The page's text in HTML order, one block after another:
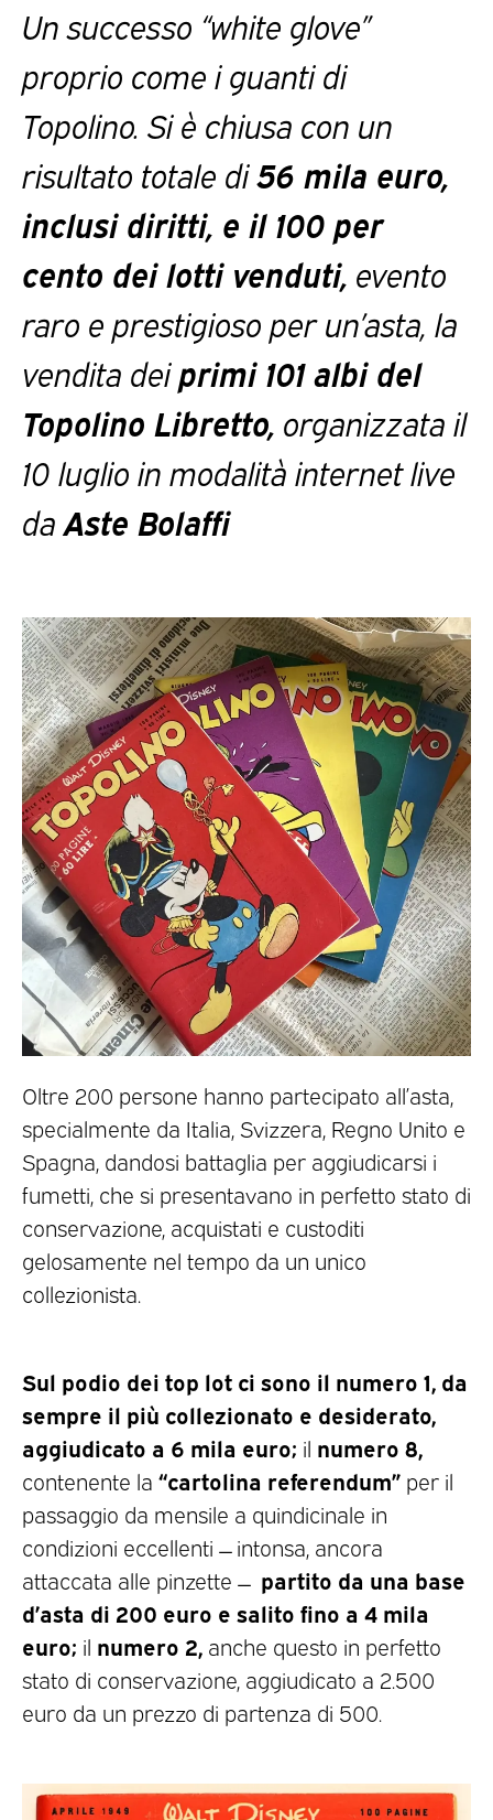
Un successo “white glove”
proprio come i guanti di
Topolino. Si è chiusa con un
risultato totale di56 mila euro,
inclusi diritti, e il 100 per
cento dei lotti venduti, evento
raro e prestigioso per un’asta, la
vendita deiprimi 101 albi del
Topolino Libretto, organizzata il
10 luglio in modalità internet live
daAste Bolaffi
Oltre 200 persone hanno partecipato all’asta,
specialmente da Italia, Svizzera, Regno Unito e
Spagna, dandosi battaglia per aggiudicarsi i
fumetti, che si presentavano in perfetto stato di
conservazione, acquistati e custoditi
gelosamente nel tempo da un unico
collezionista.
Sul podio dei top lot ci sono il numero 1, da
sempre il più collezionato e desiderato,
aggiudicato a 6 mila euro; il numero 8,
contenente la “cartolina referendum” per il
passaggio da mensile a quindicinale in
condizioni eccellenti ̶ intonsa, ancora
attaccata alle pinzette ̶ partito da una base
d’asta di 200 euro e salito fino a 4 mila
euro; il numero 2, anche questo in perfetto
stato di conservazione, aggiudicato a 2.500
euro da un prezzo di partenza di 500.